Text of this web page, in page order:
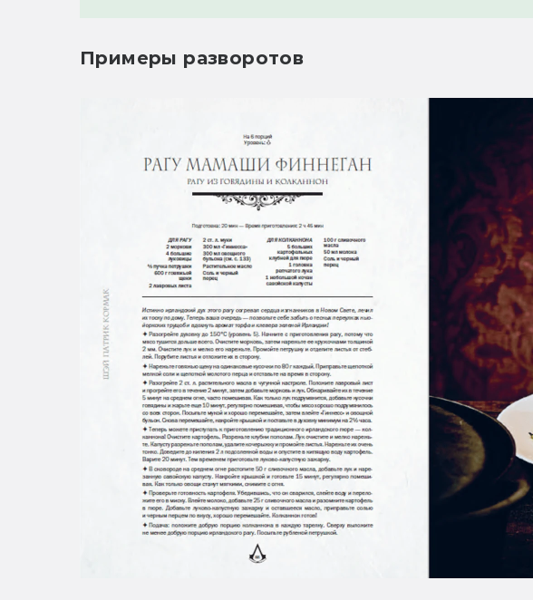
Примеры разворотов